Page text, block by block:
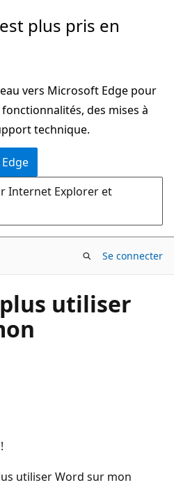
plus pris en
vers Microsoft Edge pour
des mises à
technique.
Internet Explorer et
Se connecter
utiliser
utiliser Word sur mon